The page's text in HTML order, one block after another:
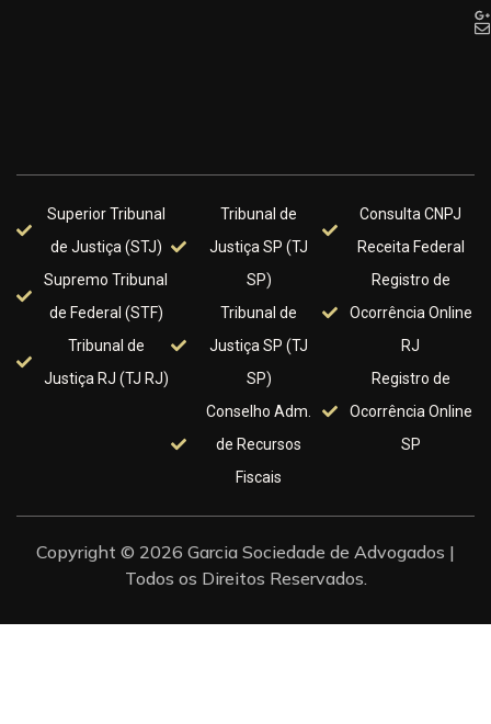
Superior Tribunal
de Justiça (STJ)
Supremo Tribunal
de Federal (STF)
Tribunal de
Justiça RJ (TJ RJ)
Tribunal de
Justiça SP (TJ
SP)
Tribunal de
Justiça SP (TJ
SP)
Conselho Adm.
de Recursos
Fiscais
Consulta CNPJ
Receita Federal
Registro de
Ocorrência Online
RJ
Registro de
Ocorrência Online
SP
Copyright © 2026 Garcia Sociedade de Advogados |
Todos os Direitos Reservados.